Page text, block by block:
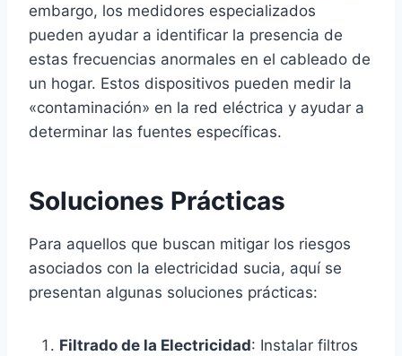
embargo, los medidores especializados
pueden ayudar a identificar la presencia de
estas frecuencias anormales en el cableado de
un hogar. Estos dispositivos pueden medir la
«contaminación» en la red eléctrica y ayudar a
determinar las fuentes específicas.
Soluciones Prácticas
Para aquellos que buscan mitigar los riesgos
asociados con la electricidad sucia, aquí se
presentan algunas soluciones prácticas:
Filtrado de la Electricidad: Instalar filtros